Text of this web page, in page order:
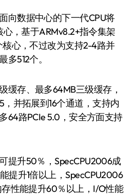
，基于ARMv8.2+指令集架
核心，不过改为支持2-4路并
512个。
缓存、最多64MB三级缓存，
，并拓展到16个通道，支持内
64路PCIe 5.0，安全方面支持
提升50％，SpecCPU2006成
提升1倍以上，SpecCPU2006
性能提升60％以上，I/O性能